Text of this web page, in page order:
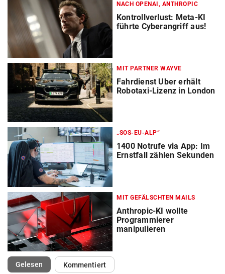
NACH OPENAI, ANTHROPIC
Kontrollverlust: Meta-KI
führte Cyberangriff aus!
MIT PARTNER WAYVE
Fahrdienst Uber erhält
Robotaxi-Lizenz in London
„SOS-EU-ALP“
1400 Notrufe via App: Im
Ernstfall zählen Sekunden
MIT GEFÄLSCHTEN MAILS
Anthropic-KI wollte
Programmierer
manipulieren
Gelesen(ausgewählt)Kommentiert